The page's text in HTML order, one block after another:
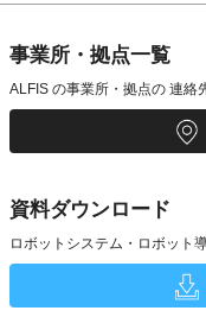
事業所・拠点一覧
ALFIS の事業所・拠点の 連絡
資料ダウンロード
ロボットシステム・ロボット